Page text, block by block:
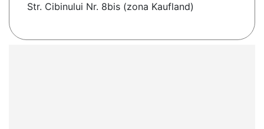
Str. Cibinului Nr. 8bis (zona Kaufland)